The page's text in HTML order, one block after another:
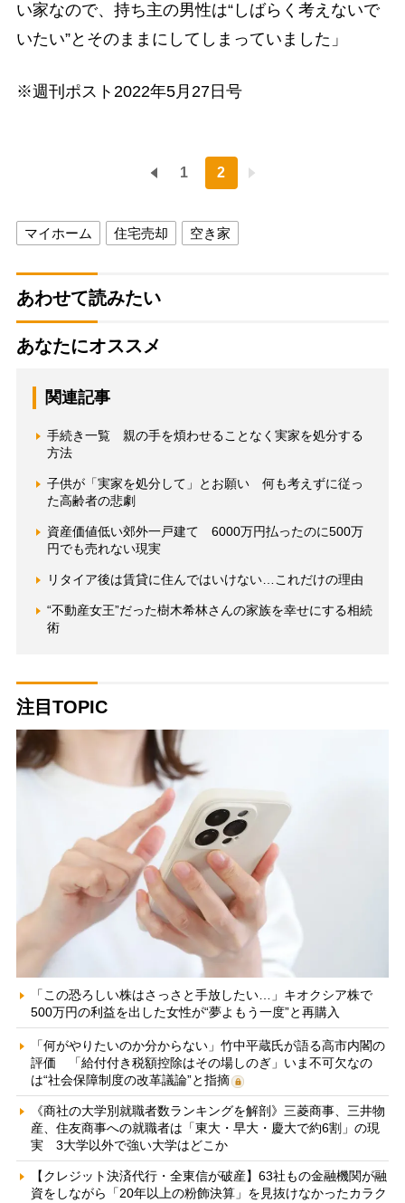
い家なので、持ち主の男性は“しばらく考えないで
いたい”とそのままにしてしまっていました」
※週刊ポスト2022年5月27日号
1 2
マイホーム 住宅売却 空き家
あわせて読みたい
あなたにオススメ
関連記事
手続き一覧 親の手を煩わせることなく実家を処分する
方法
子供が「実家を処分して」とお願い 何も考えずに従っ
た高齢者の悲劇
資産価値低い郊外一戸建て 6000万円払ったのに500万
円でも売れない現実
リタイア後は賃貸に住んではいけない…これだけの理由
“不動産女王”だった樹木希林さんの家族を幸せにする相続
術
注目TOPIC
「この恐ろしい株はさっさと手放したい…」キオクシア株で
500万円の利益を出した女性が“夢よもう一度”と再購入
「何がやりたいのか分からない」竹中平蔵氏が語る高市内閣の
評価 「給付付き税額控除はその場しのぎ」いま不可欠なの
は“社会保障制度の改革議論”と指摘
《商社の大学別就職者数ランキングを解剖》三菱商事、三井物
産、住友商事への就職者は「東大・早大・慶大で約6割」の現
実 3大学以外で強い大学はどこか
【クレジット決済代行・全東信が破産】63社もの金融機関が融
資をしながら「20年以上の粉飾決算」を見抜けなかったカラク